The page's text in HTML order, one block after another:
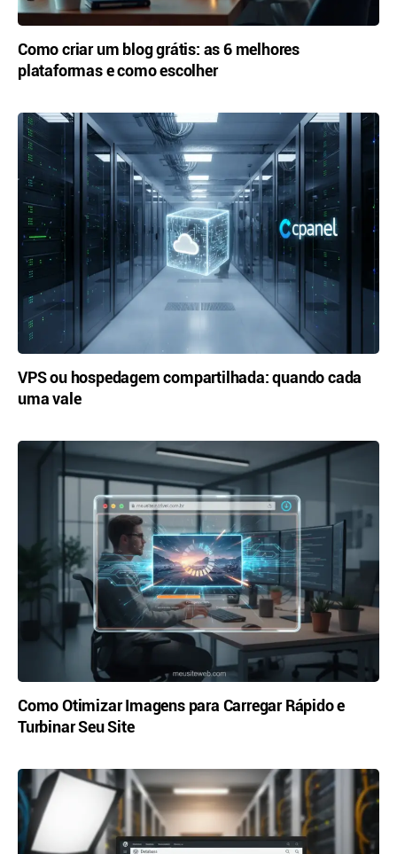
Como criar um blog grátis: as 6 melhores
plataformas e como escolher
VPS ou hospedagem compartilhada: quando cada
uma vale
Como Otimizar Imagens para Carregar Rápido e
Turbinar Seu Site